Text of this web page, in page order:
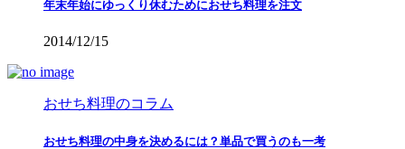
年末年始にゆっくり休むためにおせち料理を注文
2014/12/15
おせち料理のコラム
おせち料理の中身を決めるには？単品で買うのも一考